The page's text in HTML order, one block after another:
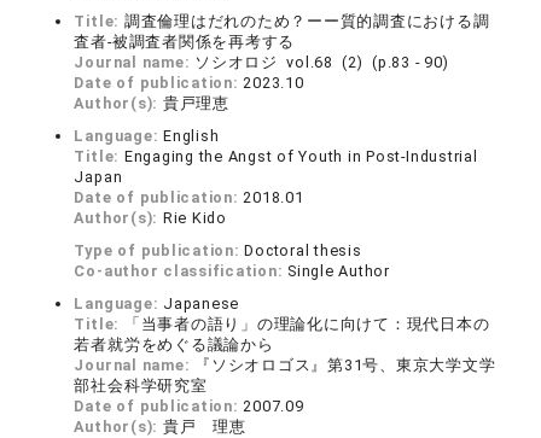
Title: 調査倫理はだれのため？ーー質的調査における調
査者‐被調査者関係を再考する
Journal name: ソシオロジ vol.68 (2) (p.83 - 90)
Date of publication:2023.10
Author(s): 貴戸理恵
Language:English
Title: Engaging the Angst of Youth in Post-Industrial
Japan
Date of publication:2018.01
Author(s): Rie Kido
Type of publication:Doctoral thesis
Co-author classification: Single Author
Language: Japanese
Title:
「当事者の語り」の理論化に向けて：現代日本の
若者就労をめぐる議論から
Journal name:
『ソシオロゴス』第31号、東京大学文学
部社会科学研究室
Date of publication:2007.09
Author(s): 貴戸 理恵